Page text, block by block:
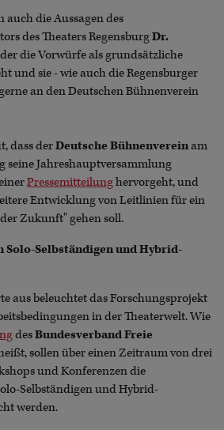
auch die Aussagen des
des Theaters RegensburgDr.
der die Vorwürfe als grundsätzliche
und sie - wie auch die Regensburger
an den Deutschen Bühnenverein
dass derDeutsche Bühnenvereinam
seine Jahreshauptversammlung
Pressemitteilunghervorgeht, und
Entwicklung von Leitlinien für ein
Zukunft" gehen soll.
Selbständigen und Hybrid-
aus beleuchtet das Forschungsprojekt
in der Theaterwelt. Wie
desBundesverband Freie
sollen über einen Zeitraum von drei
und Konferenzen die
Selbständigen und Hybrid-
werden.